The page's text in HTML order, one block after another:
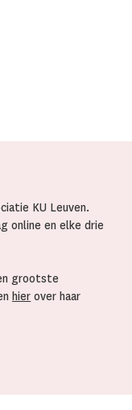
KU Leuven.
online en elke drie
grootste
hier over haar